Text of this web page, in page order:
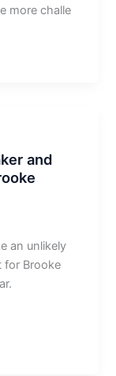
more challe
and
an unlikely
for Brooke